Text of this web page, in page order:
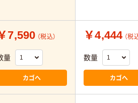
7,590 （税込）
量
カゴへ
￥4,444 （税
数量
カゴへ